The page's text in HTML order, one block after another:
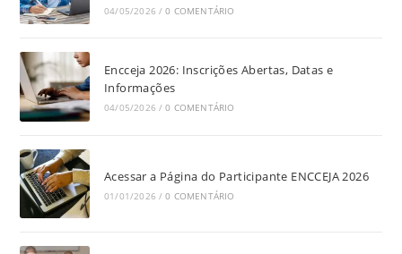
04/05/2026 / 0 COMENTÁRIO
Encceja 2026: Inscrições Abertas, Datas e
Informações
04/05/2026 / 0 COMENTÁRIO
Acessar a Página do Participante ENCCEJA 2026
01/01/2026 / 0 COMENTÁRIO